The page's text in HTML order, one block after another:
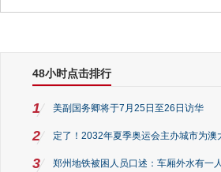
48小时点击排行
1 美副国务卿将于7月25日至26日访华
2 定了！2032年夏季奥运会主办城市为澳
3 郑州地铁被困人员口述：车厢外水有一